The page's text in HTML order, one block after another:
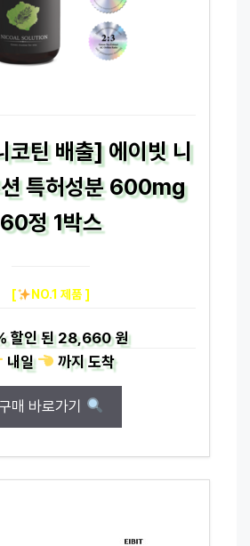
코틴 배출] 에이빗 니
특허성분 600mg
60정 1박스
[ NO.1 제품 ]
할인 된28,660 원
내일
까지도착
매 바로가기